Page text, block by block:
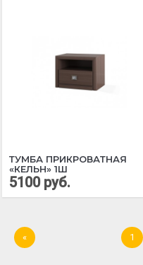
ТУМБА ПРИКРОВАТНАЯ
«КЕЛЬН» 1Ш
5100 руб.
« 1